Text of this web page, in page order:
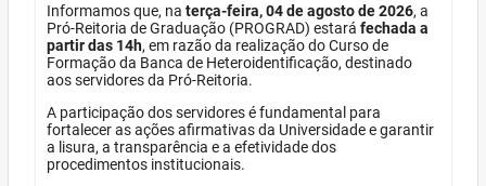
Informamos que, na terça-feira, 04 de agosto de 2026, a
Pró-Reitoria de Graduação (PROGRAD) estará fechada a
partir das 14h, em razão da realização do Curso de
Formação da Banca de Heteroidentificação, destinado
aos servidores da Pró-Reitoria.
A participação dos servidores é fundamental para
fortalecer as ações afirmativas da Universidade e garantir
a lisura, a transparência e a efetividade dos
procedimentos institucionais.